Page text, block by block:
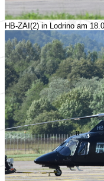
HB-ZAI(2) in Lodrino am